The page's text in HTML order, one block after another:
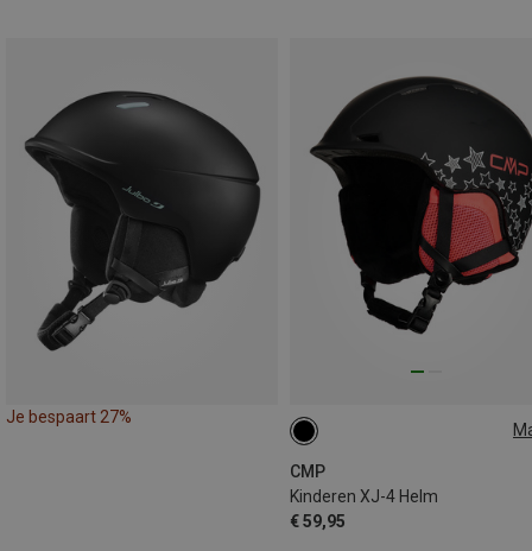
Je bespaart 27%
CMP
Kinderen XJ-4 Helm
€ 59,95
48-52CM